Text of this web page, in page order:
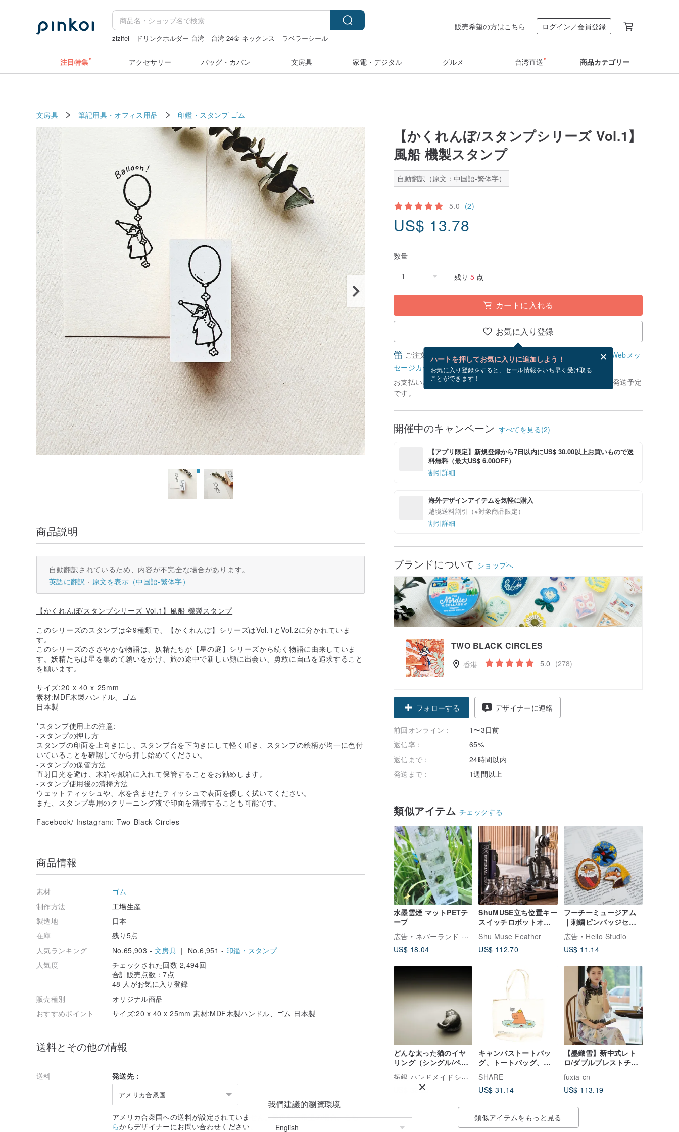
zizifei ドリンクホルダー 台湾 台湾 24金 ネックレス
ラベラーシール
販売希望の方はこちら ログイン／会員登録
注目特集 アクセサリー バッグ・カバン 文房具 家電・デジタル グルメ 台湾直送 商品カテゴリー
文房具 筆記用具・オフィス用品 印鑑・スタンプ ゴム
【かくれんぼ/スタンプシリーズ Vol.1】
風船 機製スタンプ
自動翻訳（原文：中国語-繁体字）
5.0 (2)
US$ 13.78
数量
残り 5 点
カートに入れる
お気に入り登録
ハートを押してお気に入りに追加しよう！
お気に入り登録をすると、セール情報をいち早く受け取る
ことができます！
ご注文完了後、無料でWebメッセージカードを作成できます。
Webメッ
セージカードとは？
お支払いが確認できてから、ショップの休日を除く 3 営業日以内に発送予定
です。
開催中のキャンペーン すべてを見る(2)
【アプリ限定】新規登録から7日以内にUS$ 30.00以上お買いもので送
料無料（最大US$ 6.00OFF）
割引詳細
海外デザインアイテムを気軽に購入
越境送料割引（※対象商品限定）
割引詳細
ブランドについて ショップへ
TWO BLACK CIRCLES
香港 5.0 (278)
フォローする デザイナーに連絡
前回オンライン：
1〜3日前
返信率：
65%
返信まで：
24時間以内
発送まで：
1週間以上
類似アイテム チェックする
水墨雲煙 マットPETテ
ープ
広告
ネバーランド 森林デザイン
US$ 18.04
ShuMUSE立ち位置キー
スイッチロボットオリ
ジナル手作りデザイン
クリエイティブオーナ
メント
Shu Muse Feather
US$ 112.70
フーチーミュージアム
｜刺繍ピンバッジセッ
ト
広告
Hello Studio
US$ 11.14
どんな太った猫のイヤ
リング（シングル/ペア/
イヤリングに変更可
能）
拓銀 ハンドメイドシルバーアクセサリー
US$ 39.20
キャンバストートバッ
グ、トートバッグ、エ
コバッグ、巨大ショッ
ピングバッグ、大容
量、手提げバッグ、シ
SHARE
US$ 31.14
【墨織雪】新中式レト
ロ/ダブルブレストチャ
イナボタンベスト
fuxia-cn
US$ 113.19
類似アイテムをもっと見る
商品説明
自動翻訳されているため、内容が不完全な場合があります。
英語に翻訳
原文を表示（中国語-繁体字）
【かくれんぼ/スタンプシリーズ Vol.1】風船 機製スタンプ
このシリーズのスタンプは全9種類で、【かくれんぼ】シリーズはVol.1とVol.2に分かれていま
す。
このシリーズのささやかな物語は、妖精たちが【星の庭】シリーズから続く物語に由来していま
す。妖精たちは星を集めて願いをかけ、旅の途中で新しい顔に出会い、勇敢に自己を追求すること
を願います。
サイズ:20 x 40 x 25mm
素材:MDF木製ハンドル、ゴム
日本製
*スタンプ使用上の注意:
-スタンプの押し方
スタンプの印面を上向きにし、スタンプ台を下向きにして軽く叩き、スタンプの絵柄が均一に色付
いていることを確認してから押し始めてください。
-スタンプの保管方法
直射日光を避け、木箱や紙箱に入れて保管することをお勧めします。
-スタンプ使用後の清掃方法
ウェットティッシュや、水を含ませたティッシュで表面を優しく拭いてください。
また、スタンプ専用のクリーニング液で印面を清掃することも可能です。
Facebook/ Instagram: Two Black Circles
商品情報
素材
ゴム
制作方法
工場生産
製造地
日本
在庫
残り5点
人気ランキング
No.65,903 - 文房具| No.6,951 - 印鑑・スタンプ
人気度
チェックされた回数 2,494回
合計販売点数：7点
48 人がお気に入り登録
販売種別
オリジナル商品
おすすめポイント
サイズ:20 x 40 x 25mm 素材:MDF木製ハンドル、ゴム 日本製
送料とその他の情報
送料 発送先：
アメリカ合衆国
アメリカ合衆国への送料が設定されていません。発送をご希望の場合、こち
らからデザイナーにお問い合わせください。
我們建議的瀏覽環境